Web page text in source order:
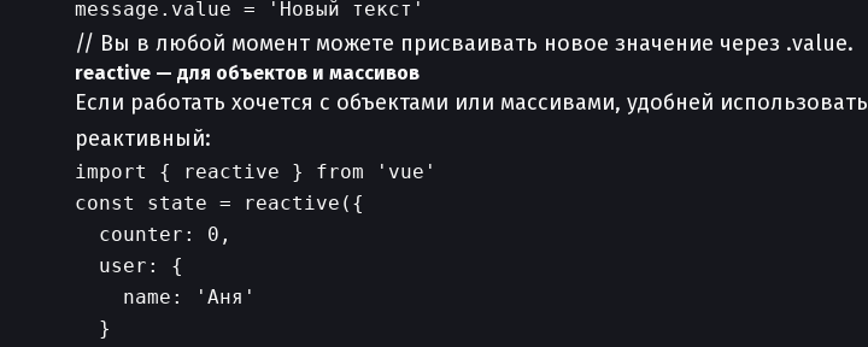
// Вы в любой момент можете присваивать новое значение через .value.
reactive — для объектов и массивов
Если работать хочется с объектами или массивами, удобней использовать
реактивный:
import { reactive } from 'vue'
const state = reactive({
  counter: 0,
  user: {
    name: 'Аня'
  }